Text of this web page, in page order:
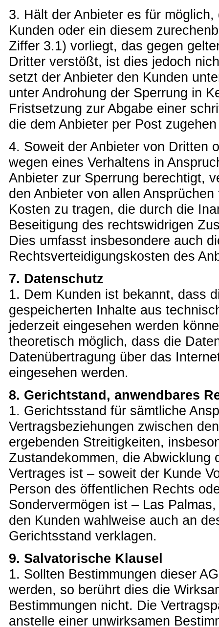
3. Hält der Anbieter es für
Kunden oder ein diesem
Ziffer 3.1) vorliegt, das gegen
Dritter verstößt, ist dies jedoch
setzt der Anbieter den Kunden
unter Androhung der Sperrung in
Fristsetzung zur Abgabe einer
die dem Anbieter per Post
4. Soweit der Anbieter von Dritten
wegen eines Verhaltens in
Anbieter zur Sperrung berechtigt,
den Anbieter von allen
Kosten zu tragen, die durch die
Beseitigung des rechtswidrigen
Dies umfasst insbesondere auch
Rechtsverteidigungskosten des
7. Datenschutz
1. Dem Kunden ist bekannt, dass
gespeicherten Inhalte aus
jederzeit eingesehen werden
theoretisch möglich, dass die
Datenübertragung über das
eingesehen werden.
8. Gerichtstand, anwendbares
1. Gerichtsstand für sämtliche
Vertragsbeziehungen zwischen
ergebenden Streitigkeiten,
Zustandekommen, die Abwicklung
Vertrages ist – soweit der Kunde
Person des öffentlichen Rechts
Sondervermögen ist – Las
den Kunden wahlweise auch an
Gerichtsstand verklagen.
9. Salvatorische Klausel
1. Sollten Bestimmungen dieser
werden, so berührt dies die
Bestimmungen nicht. Die
anstelle einer unwirksamen